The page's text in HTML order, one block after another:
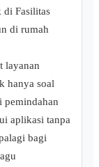
di Fasilitas
di rumah
layanan
hanya soal
pemindahan
aplikasi tanpa
bagi